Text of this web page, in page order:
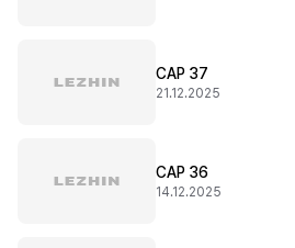
CAP 37
21.12.2025
CAP 36
14.12.2025